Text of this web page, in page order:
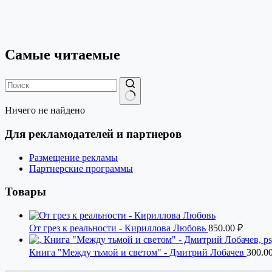
Самые читаемые
Ничего не найдено
Для рекламодателей и партнеров
Размещение рекламы
Партнерские программы
Товары
От грез к реальности - Кириллова Любовь 850.00 ₽
Книга "Между тьмой и светом" - Дмитрий Лобачев